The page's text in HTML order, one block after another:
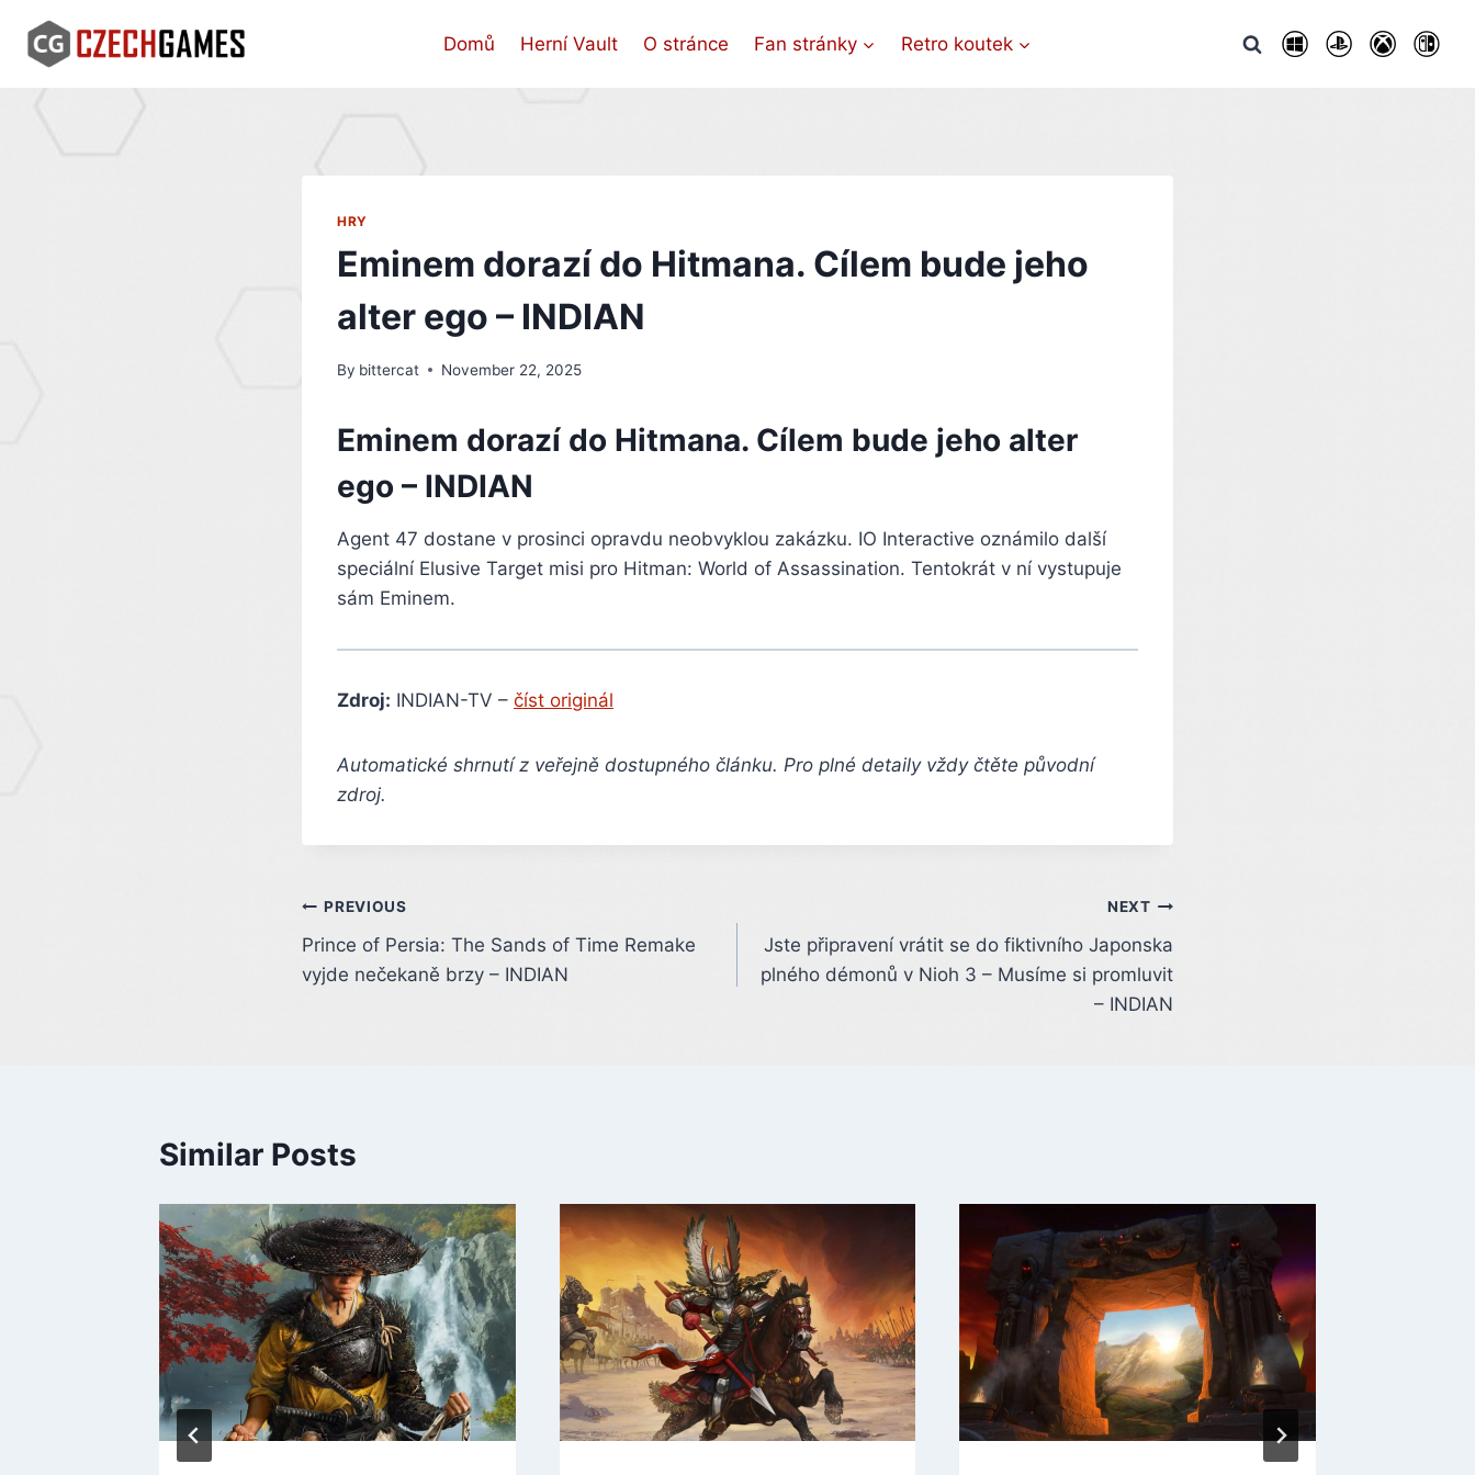
content
Domů Herní Vault O stránce Fan stránky Retro koutek
HRY
Eminem dorazí do Hitmana. Cílem bude jeho
alter ego – INDIAN
By bittercat November 22, 2025
Eminem dorazí do Hitmana. Cílem bude jeho alter
ego – INDIAN
Agent 47 dostane v prosinci opravdu neobvyklou zakázku. IO Interactive oznámilo další
speciální Elusive Target misi pro Hitman: World of Assassination. Tentokrát v ní vystupuje
sám Eminem.
Zdroj: INDIAN-TV – číst originál
Automatické shrnutí z veřejně dostupného článku. Pro plné detaily vždy čtěte původní
zdroj.
Post
navigation
PREVIOUS
Prince of Persia: The Sands of Time Remake
vyjde nečekaně brzy – INDIAN
NEXT
Jste připravení vrátit se do fiktivního Japonska
plného démonů v Nioh 3 – Musíme si promluvit
– INDIAN
Similar Posts